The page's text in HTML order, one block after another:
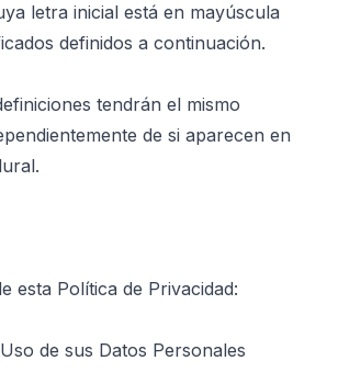
letra inicial está en mayúscula
definidos a continuación.
tendrán el mismo
de si aparecen en
esta Política de Privacidad:
de sus Datos Personales